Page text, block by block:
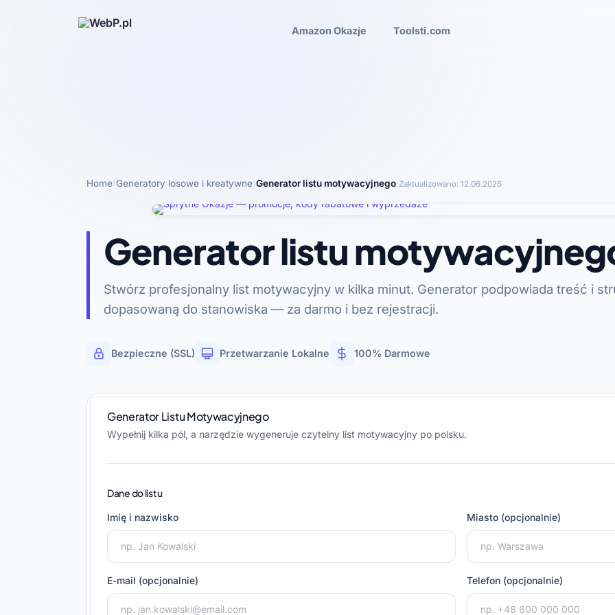
Amazon Okazje Toolsti.com
Home›Generatory losowe i kreatywne›Generator listu motywacyjnego·Zaktualizowano: 12.06.2026
Generator listu
Stwórz profesjonalny list motywacyjny w kilka minut. Generator podpowiada treść i
dopasowaną do stanowiska — za darmo i bez rejestracji.
Bezpieczne (SSL) Przetwarzanie Lokalne 100% Darmowe
Generator Listu Motywacyjnego
Wypełnij kilka pól, a narzędzie wygeneruje czytelny list motywacyjny po polsku.
Dane do listu
Imię i nazwisko Miasto (opcjonalnie)
E-mail (opcjonalnie) Telefon (opcjonalnie)